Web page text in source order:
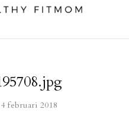
februari 2018